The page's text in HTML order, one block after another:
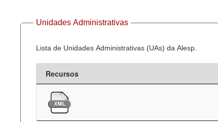
Unidades Administrativas
Lista de Unidades Administrativas (UAs) da Alesp.
Recursos